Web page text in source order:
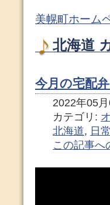
美幌町ホーム
北海道
今月の宅配
2022年05
カテゴリ:
北海道, 日
この記事へ